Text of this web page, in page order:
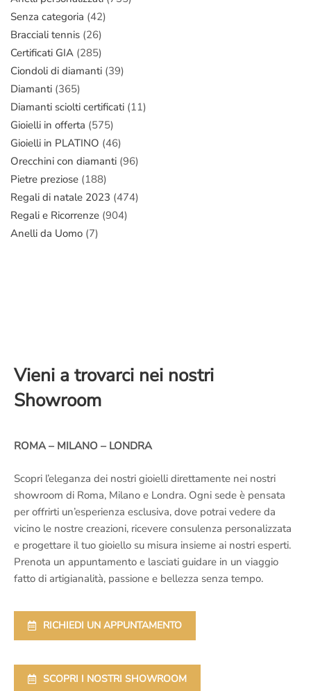
Senza categoria (42)
Bracciali tennis (26)
Certificati GIA (285)
Ciondoli di diamanti (39)
Diamanti (365)
Diamanti sciolti certificati (11)
Gioielli in offerta (575)
Gioielli in PLATINO (46)
Orecchini con diamanti (96)
Pietre preziose (188)
Regali di natale 2023 (474)
Regali e Ricorrenze (904)
Anelli da Uomo (7)
Vieni a trovarci nei nostri
Showroom
ROMA – MILANO – LONDRA
Scopri l’eleganza dei nostri gioielli direttamente nei nostri
showroom di Roma, Milano e Londra. Ogni sede è pensata
per offrirti un’esperienza esclusiva, dove potrai vedere da
vicino le nostre creazioni, ricevere consulenza personalizzata
e progettare il tuo gioiello su misura insieme ai nostri esperti.
Prenota un appuntamento e lasciati guidare in un viaggio
fatto di artigianalità, passione e bellezza senza tempo.
RICHIEDI UN APPUNTAMENTO
SCOPRI I NOSTRI SHOWROOM